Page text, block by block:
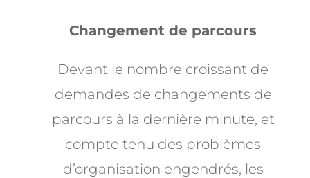
Changement de parcours
Devant le nombre croissant de
demandes de changements de
parcours à la dernière minute, et
compte tenu des problèmes
d’organisation engendrés, les